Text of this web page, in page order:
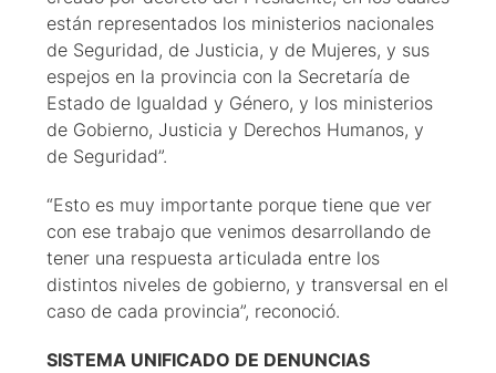
están representados los ministerios nacionales
de Seguridad, de Justicia, y de Mujeres, y sus
espejos en la provincia con la Secretaría de
Estado de Igualdad y Género, y los ministerios
de Gobierno, Justicia y Derechos Humanos, y
de Seguridad”.
“Esto es muy importante porque tiene que ver
con ese trabajo que venimos desarrollando de
tener una respuesta articulada entre los
distintos niveles de gobierno, y transversal en el
caso de cada provincia”, reconoció.
SISTEMA UNIFICADO DE DENUNCIAS